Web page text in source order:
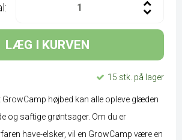
LÆG I KURVEN
15 stk. på lager
højbed kan alle opleve glæden
og saftige grøntsager. Om du er
have-elsker, vil en GrowCamp være en